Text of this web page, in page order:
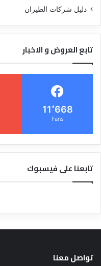
دليل شركات الطيران
تابع العروض و الاخبار
11٬668
Fans
تابعنا على فيسبوك
تواصل معنا